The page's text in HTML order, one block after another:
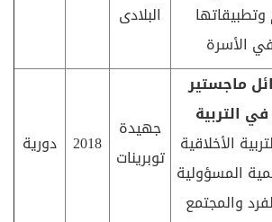
في الأسرة
البلادى
ماجستير
التربية
الأخلاقية
المسؤولية
والمجتمع
جهيدة
توبرينات
2018 دورية